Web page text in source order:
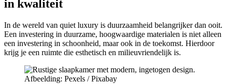
in kwaliteit
In de wereld van quiet luxury is duurzaamheid belangrijker dan ooit.
Een investering in duurzame, hoogwaardige materialen is niet alleen
een investering in schoonheid, maar ook in de toekomst. Hierdoor
krijg je een ruimte die esthetisch en milieuvriendelijk is.
Afbeelding: Pexels / Pixabay